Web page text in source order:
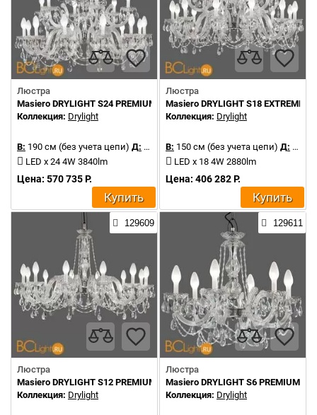
Люстра
Masiero DRYLIGHT S24 PREMIUM RGBW
Коллекция: Drylight
В: 190 см (без учета цепи) Д:
LED x 24 4W 3840lm
Цена: 570 735 Р.
Купить
Люстра
Masiero DRYLIGHT S18 EXTREME
Коллекция: Drylight
В: 150 см (без учета цепи) Д:
LED x 18 4W 2880lm
Цена: 406 282 Р.
Купить
129609
Люстра
Masiero DRYLIGHT S12 PREMIUM RGBW
Коллекция: Drylight
129611
Люстра
Masiero DRYLIGHT S6 PREMIUM
Коллекция: Drylight